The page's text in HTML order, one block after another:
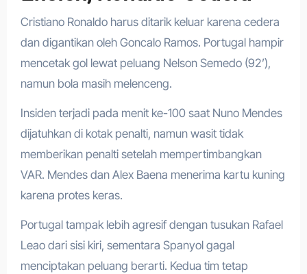
Cristiano Ronaldo harus ditarik keluar karena cedera
dan digantikan oleh Goncalo Ramos. Portugal hampir
mencetak gol lewat peluang Nelson Semedo (92’),
namun bola masih melenceng.
Insiden terjadi pada menit ke-100 saat Nuno Mendes
dijatuhkan di kotak penalti, namun wasit tidak
memberikan penalti setelah mempertimbangkan
VAR. Mendes dan Alex Baena menerima kartu kuning
karena protes keras.
Portugal tampak lebih agresif dengan tusukan Rafael
Leao dari sisi kiri, sementara Spanyol gagal
menciptakan peluang berarti. Kedua tim tetap